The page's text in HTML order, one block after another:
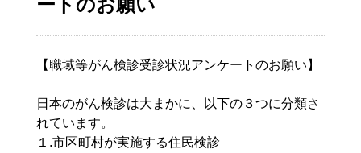
【職域等がん検診受診状況アンケートのお願い】
日本のがん検診は大まかに、以下の３つに分類さ
れています。
１.市区町村が実施する住民検診